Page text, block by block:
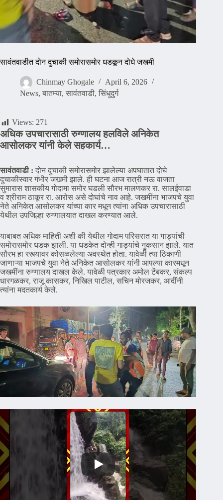
सावंतवाडीत दोन दुचाकी समोरासमोर धडकून दोघे जखमी
Chinmay Ghogale
April 6, 2026
News, बातम्या, सावंतवाडी, सिंधुदुर्ग
Views: 271
अधिक उपचारासाठी रुग्णालय हलविले अनिकेत
आसोलकर यांनी केले सहकार्य…
सावंतवाडी : दोन दुचाकी समोरासमोर झालेल्या अपघातात दोघे
दुचाकीस्वार गंभीर जखमी झाले. ही घटना आज रात्री नऊ वाजता
सुमारास शासकीय गोदामा समोर घडली सौरभ मालणकर रा. सालईवाडा
व श्रीराम ठाकूर रा. आरोस असे दोघांचे नाव आहे. जखमींना भाजपचे युवा
नेते अनिकेत आसोलकर यांच्या कार मधून त्यांना अधिक उपचारासाठी
येथील उपजिल्हा रुग्णालयात दाखल करण्यात आले.
याबाबत अधिक माहिती अशी की येथील गोदाम परिसरात या गाड्यांची
समोरासमोर धडक झाली. या धडकेत दोन्ही गाड्यांचे नुकसान झाले. यात
सौरभ हा रस्त्यावर कोसळलेल्या अवस्थेत होता. यावेळी त्या ठिकाणी
जाणाऱ्या भाजपचे युवा नेते अनिकेत आसोलकर यांनी आपल्या कारमधून
जखमींना रुग्णालय दाखल केले. यावेळी पत्रकार अमोल टेंबकर, संकल्प
धारगळकर, राजू कासकर, निखिल पाटील, सचिन मोरजकर, आदींनी
त्यांना मदतकार्य केले.